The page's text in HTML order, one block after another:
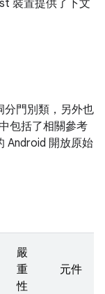
裝置提供了下文
分門別類，另外也
包括了相關參考
Android 開放原始
嚴
重
性
元件